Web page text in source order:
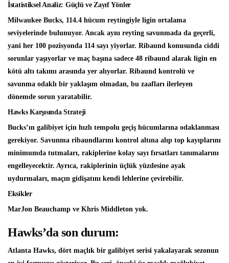
İstatistiksel Analiz: Güçlü ve Zayıf Yönler
Milwaukee Bucks, 114.4 hücum reytingiyle ligin ortalama
seviyelerinde bulunuyor. Ancak aynı reyting savunmada da geçerli,
yani her 100 pozisyonda 114 sayı yiyorlar. Ribaund konusunda ciddi
sorunlar yaşıyorlar ve maç başına sadece 48 ribaund alarak ligin en
kötü altı takımı arasında yer alıyorlar. Ribaund kontrolü ve
savunma odaklı bir yaklaşım olmadan, bu zaafları ilerleyen
dönemde sorun yaratabilir.
Hawks Karşısında Strateji
Bucks’ın galibiyet için hızlı tempolu geçiş hücumlarına odaklanması
gerekiyor. Savunma ribaundlarını kontrol altına alıp top kayıplarını
minimumda tutmaları, rakiplerine kolay sayı fırsatları tanımalarını
engelleyecektir. Ayrıca, rakiplerinin üçlük yüzdesine ayak
uydurmaları, maçın gidişatını kendi lehlerine çevirebilir.
Eksikler
MarJon Beauchamp ve Khris Middleton yok.
Hawks’da son durum:
Atlanta Hawks, dört maçlık bir galibiyet serisi yakalayarak sezonun